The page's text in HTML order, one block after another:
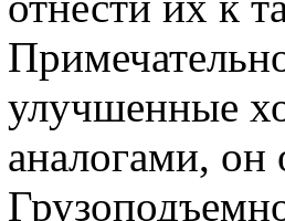
улучшенные
аналогами, он